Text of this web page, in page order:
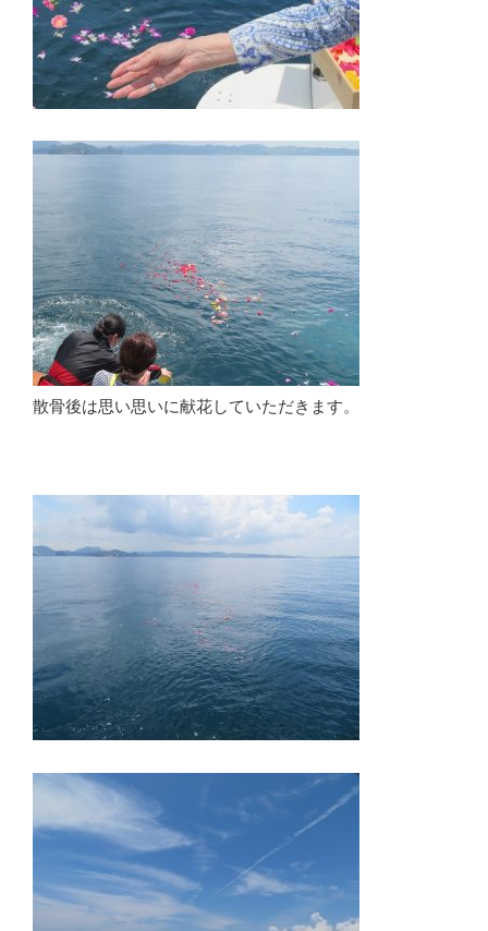
散骨後は思い思いに献花していただきます。